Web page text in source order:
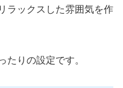
ラックスした雰囲気を作
たりの設定です。